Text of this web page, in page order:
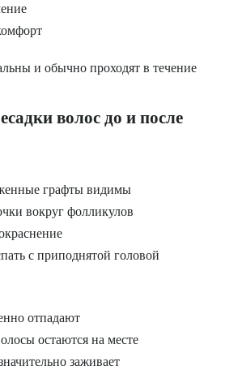
и обычно проходят в течение
волос до и после
графты видимы
вокруг фолликулов
с приподнятой головой
отпадают
остаются на месте
заживает